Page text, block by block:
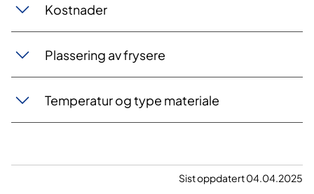
Kostnader
Plassering av frysere
Temperatur og type materiale
Sist oppdatert 04.04.2025